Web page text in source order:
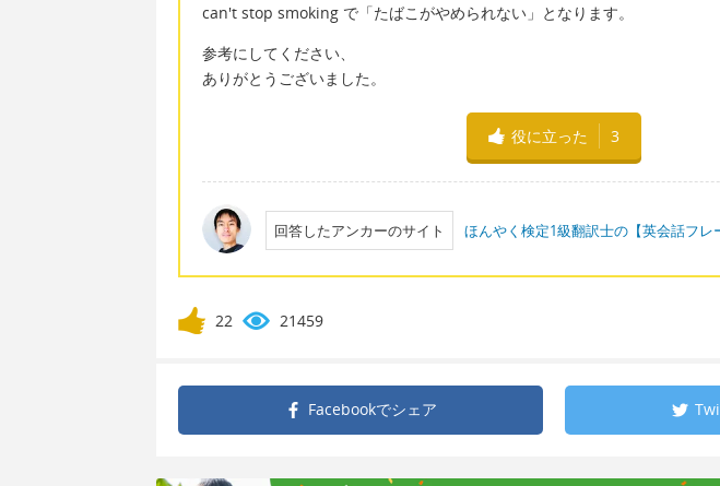
can't stop smoking で「たばこがやめられない」となります。
参考にしてください、
ありがとうございました。
役に立った 3
回答したアンカーのサイト ほんやく検定1級翻訳士の【英会話フレ
22 21459
Facebookでシェア